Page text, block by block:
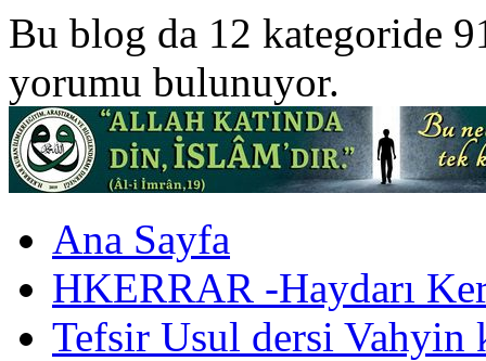
Bu blog da 12 kategoride
yorumu bulunuyor.
Ana Sayfa
HKERRAR -Haydarı
Tefsir Usul dersi Vahyin